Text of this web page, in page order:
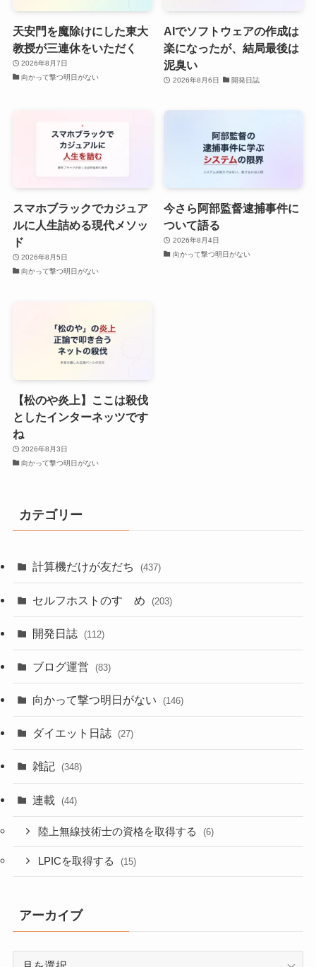
天安門を魔除けにした東大
教授が三連休をいただく
2026年8月7日
向かって撃つ明日がない
AIでソフトウェアの作成は
楽になったが、結局最後は
泥臭い
2026年8月6日 開発日誌
スマホブラックでカジュア
ルに人生詰める現代メソッ
ド
2026年8月5日
向かって撃つ明日がない
今さら阿部監督逮捕事件に
ついて語る
2026年8月4日
向かって撃つ明日がない
【松のや炎上】ここは殺伐
としたインターネッツです
ね
2026年8月3日
向かって撃つ明日がない
カテゴリー
計算機だけが友だち (437)
セルフホストのすゝめ (203)
開発日誌 (112)
ブログ運営 (83)
向かって撃つ明日がない (146)
ダイエット日誌 (27)
雑記 (348)
連載 (44)
陸上無線技術士の資格を取得する (6)
LPICを取得する (15)
アーカイブ